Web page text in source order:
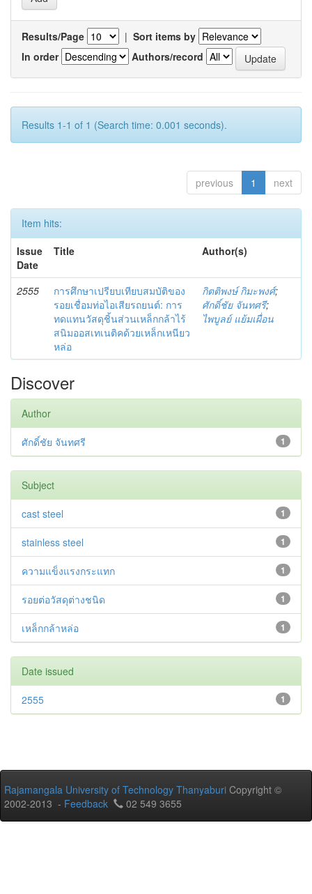
Results/Page | Sort items by
In order
Authors/record
Results 1-1 of 1 (Search time: 0.001 seconds).
previous 1 next
Item hits:
Issue
Date
Title Author(s)
2555
การศึกษาเปรียบเทียบสมบัติของ
รอยเชื่อมท่อไอเสียรถยนต์: การ
ทดแทนวัสดุชิ้นส่วนเหล็กกล้าไร้
สนิมออสเทเนติคด้วยเหล็กเหนียว
หล่อ
กิตติพงษ์ กิมะพงศ์;
ศักดิ์ชัย จันทศรี;
ไพบูลย์ แย้มเผื่อน
Discover
Author
1
ศักดิ์ชัย จันทศรี
Subject
1
cast steel
1
stainless steel
1
ความแข็งแรงกระแทก
1
รอยต่อวัสดุต่างชนิด
1
เหล็กกล้าหล่อ
Date issued
1
2555
Rajamangala University of Technology Thanyaburi Copyright ©
2002-2013 - Feedback 02 549 3655